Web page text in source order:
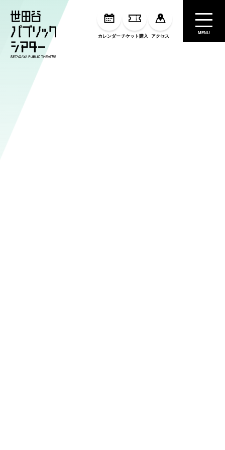
カレンダーチケット購入 アクセス
MENU